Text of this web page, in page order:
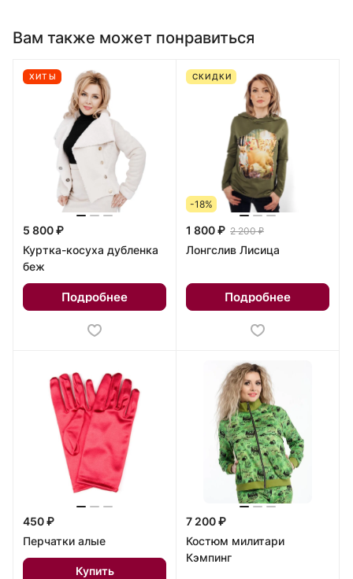
Вам также может понравиться
ХИТЫ
5 800 ₽
Куртка-косуха дубленка
беж
Подробнее
СКИДКИ
-18%
1 800 ₽ 2 200 ₽
Лонгслив Лисица
Подробнее
450 ₽
Перчатки алые
Купить
7 200 ₽
Костюм милитари
Кэмпинг